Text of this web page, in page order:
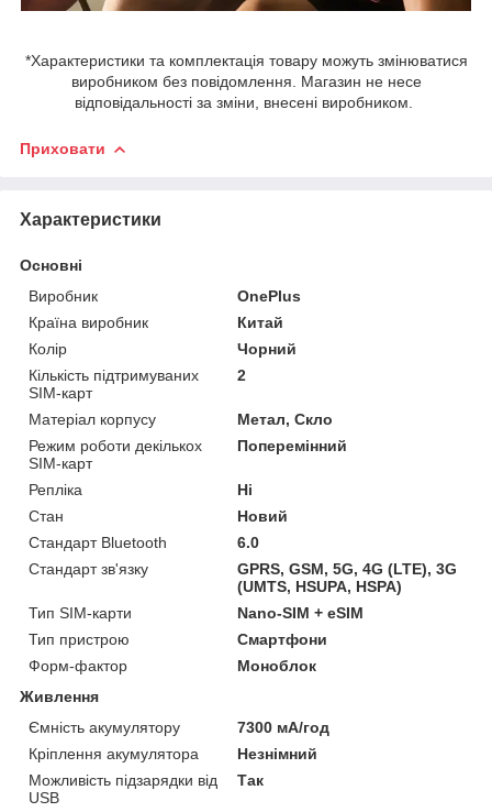
*Характеристики та комплектація товару можуть змінюватися
виробником без повідомлення. Магазин не несе
відповідальності за зміни, внесені виробником.
Приховати
Характеристики
Основні
Виробник
OnePlus
Країна виробник
Китай
Колір
Чорний
Кількість підтримуваних
SIM-карт
2
Матеріал корпусу
Метал, Скло
Режим роботи декількох
SIM-карт
Поперемінний
Репліка
Ні
Стан
Новий
Стандарт Bluetooth
6.0
Стандарт зв'язку
GPRS, GSM, 5G, 4G (LTE), 3G
(UMTS, HSUPA, HSPA)
Тип SIM-карти
Nano-SIM + eSIM
Тип пристрою
Смартфони
Форм-фактор
Моноблок
Живлення
Ємність акумулятору
7300 мА/год
Кріплення акумулятора
Незнімний
Можливість підзарядки від
USB
Так